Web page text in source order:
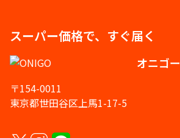
スーパー価格で、すぐ届く
オニゴー
〒154-0011
東京都世田谷区上馬1-17-5